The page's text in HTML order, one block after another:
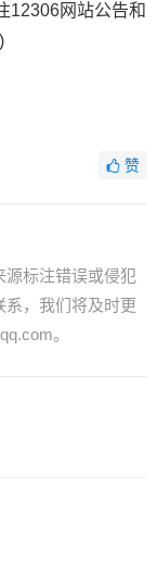
12306网站公告和
赞
标注错误或侵犯
系，我们将及时更
。